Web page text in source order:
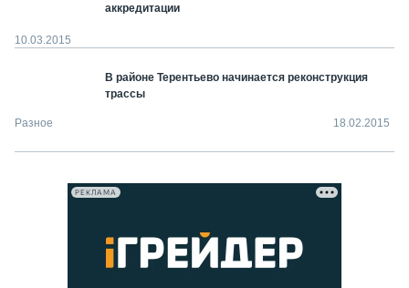
аккредитации
10.03.2015
В районе Терентьево начинается реконструкция
трассы
Разное 18.02.2015
РЕКЛАМА